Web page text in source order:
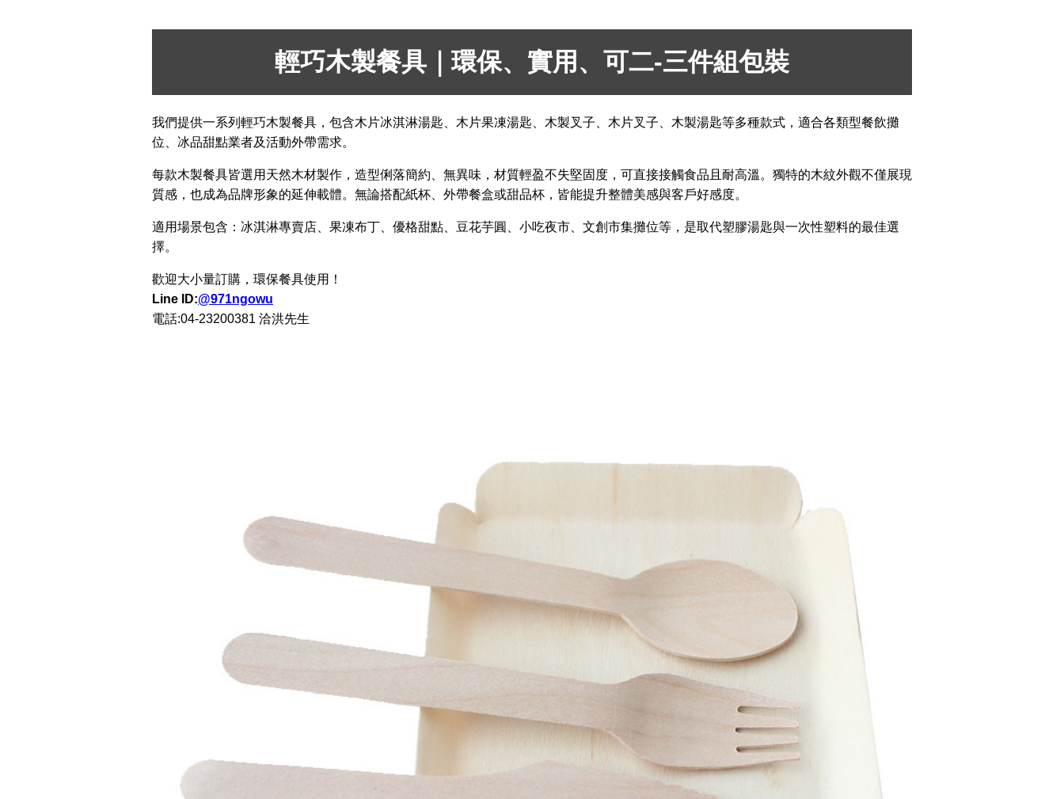
輕巧木製餐具｜環保、實用、可二-三件組包裝
我們提供一系列輕巧木製餐具，包含木片冰淇淋湯匙、木片果凍湯匙、木製叉子、木片叉子、木製湯匙等多種款式，適合各類型餐飲攤
位、冰品甜點業者及活動外帶需求。
每款木製餐具皆選用天然木材製作，造型俐落簡約、無異味，材質輕盈不失堅固度，可直接接觸食品且耐高溫。獨特的木紋外觀不僅展現
質感，也成為品牌形象的延伸載體。無論搭配紙杯、外帶餐盒或甜品杯，皆能提升整體美感與客戶好感度。
適用場景包含：冰淇淋專賣店、果凍布丁、優格甜點、豆花芋圓、小吃夜市、文創市集攤位等，是取代塑膠湯匙與一次性塑料的最佳選
擇。
歡迎大小量訂購，環保餐具使用！
Line ID:@971ngowu
電話:04-23200381 洽洪先生